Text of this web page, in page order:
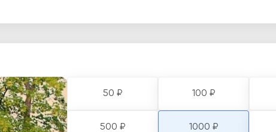
50 ₽ 100 ₽
500 ₽ 1000 ₽